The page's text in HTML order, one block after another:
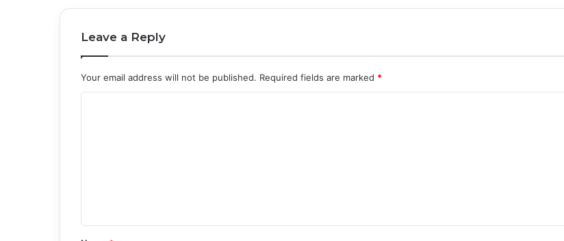
Leave a Reply
Your email address will not be published. Required fields are marked *
t